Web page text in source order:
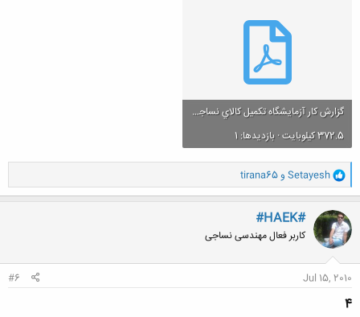
گزارش کار آزمايشگاه تکميل کالاي نساجي(جلسه هفتم).pdf
372.5 کیلوبایت · بازدیدها: 1
و
ا
ک
ن
ش
ه
ا
Setayesh وtirana65
#HAEK#
کاربر فعال مهندسی نساجی
Jul 15, 2010
#6
4